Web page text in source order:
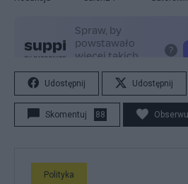
Udostępnij Udostępnij
Skomentuj 88
Polityka